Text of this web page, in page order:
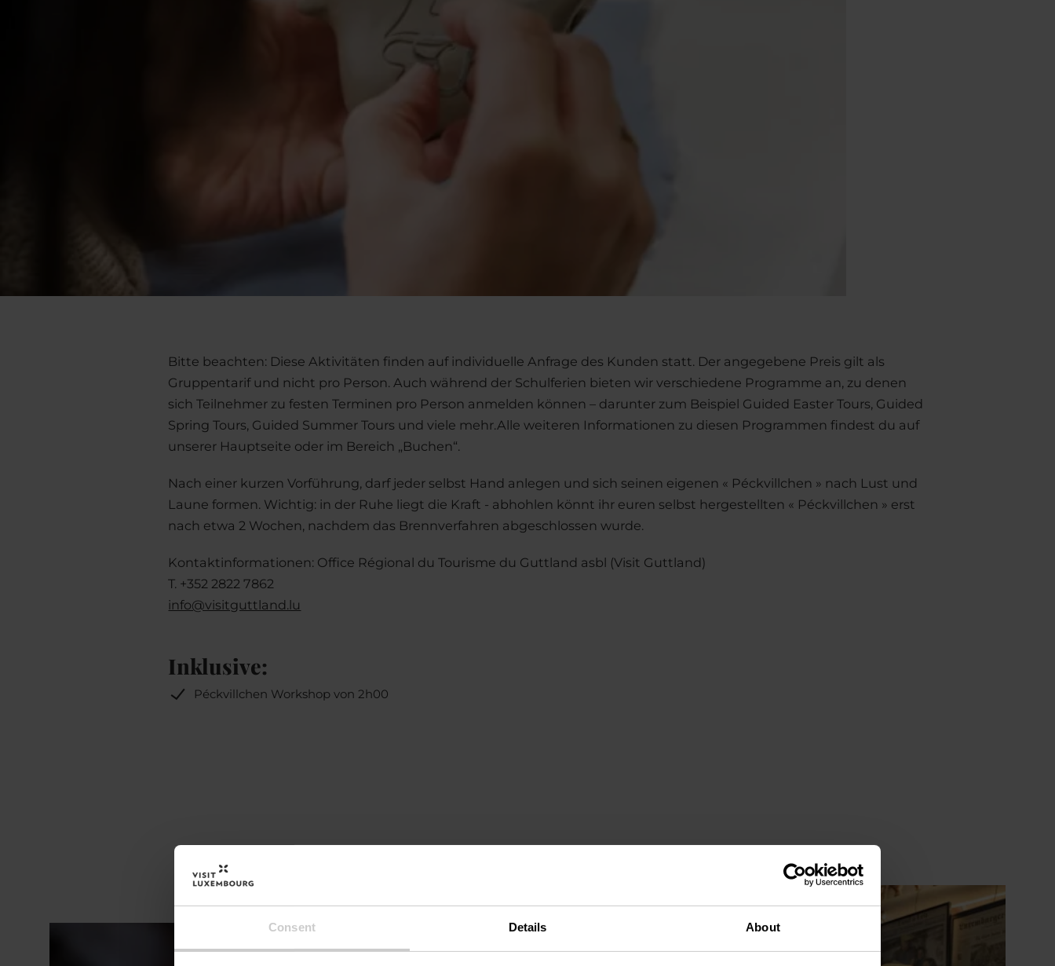
Consent Details About
Bitte beachten: Diese Aktivitäten finden auf individuelle Anfrage des Kunden statt. Der angegebene Preis gilt als
Gruppentarif und nicht pro Person. Auch während der Schulferien bieten wir verschiedene Programme an, zu denen
sich Teilnehmer zu festen Terminen pro Person anmelden können – darunter zum Beispiel Guided Easter Tours, Guided
Spring Tours, Guided Summer Tours und viele mehr.Alle weiteren Informationen zu diesen Programmen findest du auf
unserer Hauptseite oder im Bereich „Buchen“.
Nach einer kurzen Vorführung, darf jeder selbst Hand anlegen und sich seinen eigenen « Péckvillchen » nach Lust und
Laune formen. Wichtig: in der Ruhe liegt die Kraft - abhohlen könnt ihr euren selbst hergestellten « Péckvillchen » erst
nach etwa 2 Wochen, nachdem das Brennverfahren abgeschlossen wurde.
Kontaktinformationen: Office Régional du Tourisme du Guttland asbl (Visit Guttland)
T. +352 2822 7862
info@visitguttland.lu
Inklusive:
Péckvillchen Workshop von 2h00